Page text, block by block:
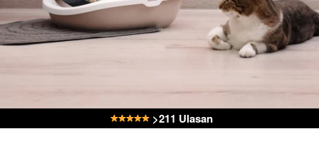
>211 Ulasan